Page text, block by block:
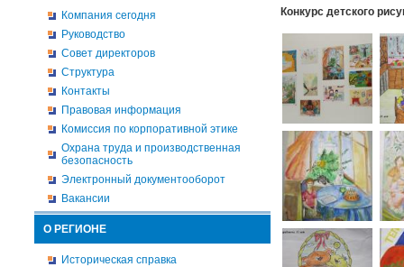
Компания сегодня
Руководство
Совет директоров
Структура
Контакты
Правовая информация
Комиссия по корпоративной этике
Охрана труда и производственная
безопасность
Электронный документооборот
Вакансии
О РЕГИОНЕ
Историческая справка
Конкурс детского